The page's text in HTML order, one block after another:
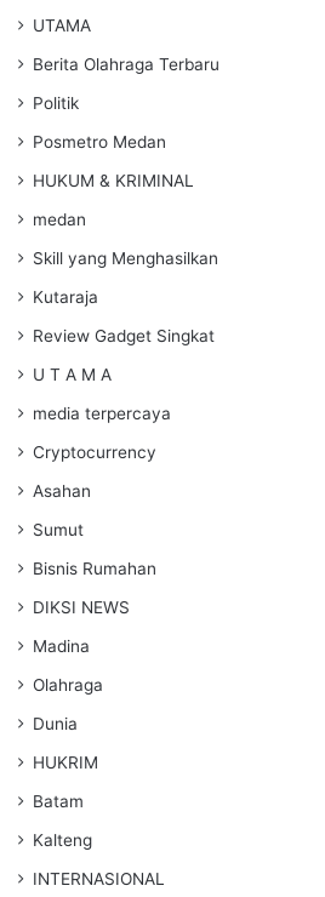
UTAMA
Berita Olahraga Terbaru
Politik
Posmetro Medan
HUKUM & KRIMINAL
medan
Skill yang Menghasilkan
Kutaraja
Review Gadget Singkat
U T A M A
media terpercaya
Cryptocurrency
Asahan
Sumut
Bisnis Rumahan
DIKSI NEWS
Madina
Olahraga
Dunia
HUKRIM
Batam
Kalteng
INTERNASIONAL